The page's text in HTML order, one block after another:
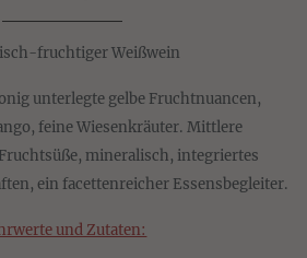
fruchtiger Weißwein
unterlegte gelbe Fruchtnuancen,
feine Wiesenkräuter. Mittlere
mineralisch, integriertes
ein facettenreicher Essensbegleiter.
und Zutaten: